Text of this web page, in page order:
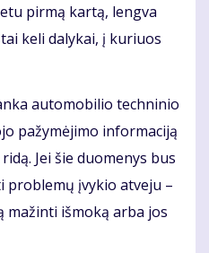
pirmą kartą, lengva
keli dalykai, į kuriuos
automobilio techninio
pažymėjimo informaciją
Jei šie duomenys bus
problemų įvykio atveju –
išmoką arba jos